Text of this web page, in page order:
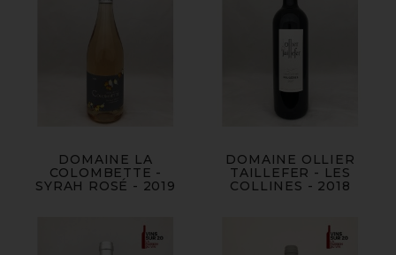
DOMAINE LA
COLOMBETTE -
SYRAH ROSÉ - 2019
DOMAINE OLLIER
TAILLEFER - LES
COLLINES - 2018